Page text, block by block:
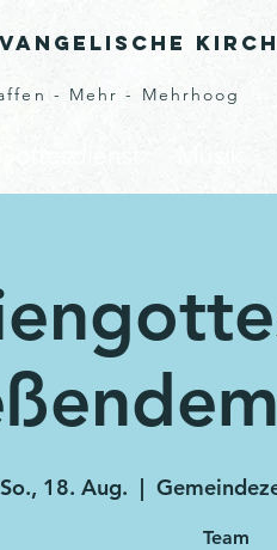
- Mehr - Mehrhoog
So., 18. Aug.
  |
Team